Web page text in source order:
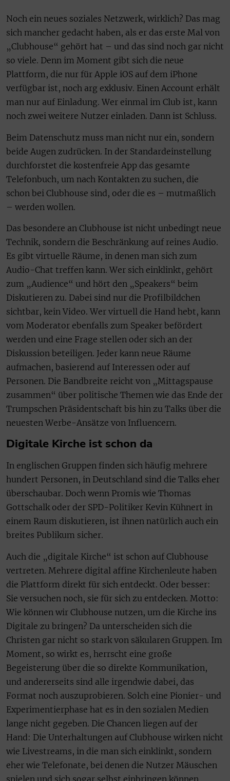
Noch ein neues soziales Netzwerk, wirklich? Das mag
sich mancher gedacht haben, als er das erste Mal von
„Clubhouse“ gehört hat – und das sind noch gar nicht
so viele. Denn im Moment gibt sich die neue
Plattform, die nur für Apple iOS auf dem iPhone
verfügbar ist, noch arg exklusiv. Einen Account erhält
man nur auf Einladung. Wer einmal im Club ist, kann
noch zwei weitere Nutzer einladen. Dann ist Schluss.
Beim Datenschutz muss man nicht nur ein, sondern
beide Augen zudrücken. In der Standardeinstellung
durchforstet die kostenfreie App das gesamte
Telefonbuch, um nach Kontakten zu suchen, die
schon bei Clubhouse sind, oder die es – mutmaßlich
– werden wollen.
Das besondere an Clubhouse ist nicht unbedingt neue
Technik, sondern die Beschränkung auf reines Audio.
Es gibt virtuelle Räume, in denen man sich zum
Audio-Chat treffen kann. Wer sich einklinkt, gehört
zum „Audience“ und hört den „Speakers“ beim
Diskutieren zu. Dabei sind nur die Profilbildchen
sichtbar, kein Video. Wer virtuell die Hand hebt, kann
vom Moderator ebenfalls zum Speaker befördert
werden und eine Frage stellen oder sich an der
Diskussion beteiligen. Jeder kann neue Räume
aufmachen, basierend auf Interessen oder auf
Personen. Die Bandbreite reicht von „Mittagspause
zusammen“ über politische Themen wie das Ende der
Trumpschen Präsidentschaft bis hin zu Talks über die
neuesten Werbe-Ansätze von Influencern.
Digitale Kirche ist schon da
In englischen Gruppen finden sich häufig mehrere
hundert Personen, in Deutschland sind die Talks eher
überschaubar. Doch wenn Promis wie Thomas
Gottschalk oder der SPD-Politiker Kevin Kühnert in
einem Raum diskutieren, ist ihnen natürlich auch ein
breites Publikum sicher.
Auch die „digitale Kirche“ ist schon auf Clubhouse
vertreten. Mehrere digital affine Kirchenleute haben
die Plattform direkt für sich entdeckt. Oder besser:
Sie versuchen noch, sie für sich zu entdecken. Motto:
Wie können wir Clubhouse nutzen, um die Kirche ins
Digitale zu bringen? Da unterscheiden sich die
Christen gar nicht so stark von säkularen Gruppen. Im
Moment, so wirkt es, herrscht eine große
Begeisterung über die so direkte Kommunikation,
und andererseits sind alle irgendwie dabei, das
Format noch auszuprobieren. Solch eine Pionier- und
Experimentierphase hat es in den sozialen Medien
lange nicht gegeben. Die Chancen liegen auf der
Hand: Die Unterhaltungen auf Clubhouse wirken nicht
wie Livestreams, in die man sich einklinkt, sondern
eher wie Telefonate, bei denen die Nutzer Mäuschen
spielen und sich sogar selbst einbringen können.